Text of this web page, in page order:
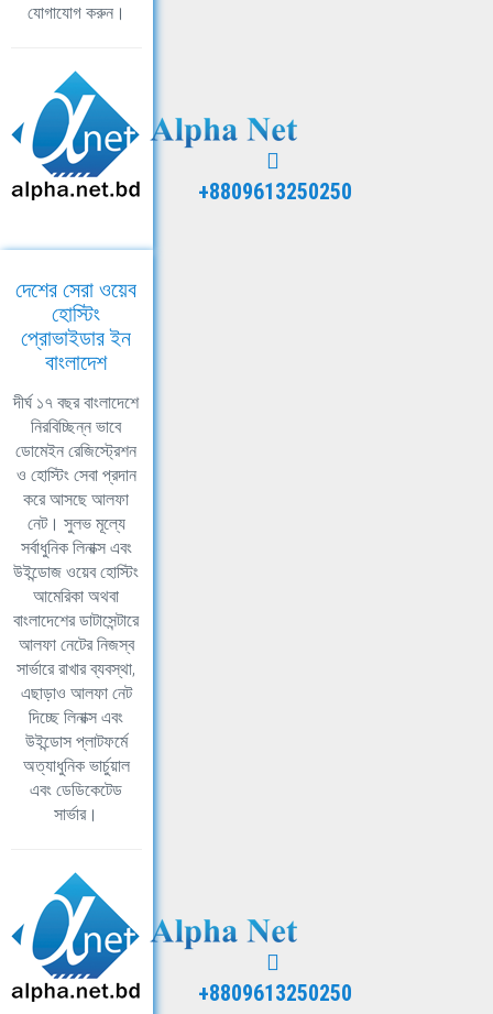
যোগাযোগ করুন।
+8809613250250
দেশের সেরা ওয়েব
হোস্টিং
প্রোভাইডার ইন
বাংলাদেশ
দীর্ঘ ১৭ বছর বাংলাদেশে
নিরবিচ্ছিন্ন ভাবে
ডোমেইন রেজিস্ট্রেশন
ও হোস্টিং সেবা প্রদান
করে আসছে আলফা
নেট। সুলভ মূল্যে
সর্বাধুনিক লিনাক্স এবং
উইন্ডোজ ওয়েব হোস্টিং
আমেরিকা অথবা
বাংলাদেশের ডাটাসেন্টারে
আলফা নেটের নিজস্ব
সার্ভারে রাখার ব্যবস্থা,
এছাড়াও আলফা নেট
দিচ্ছে লিনাক্স এবং
উইন্ডোস প্লাটফর্মে
অত্যাধুনিক ভার্চুয়াল
এবং ডেডিকেটেড
সার্ভার।
+8809613250250